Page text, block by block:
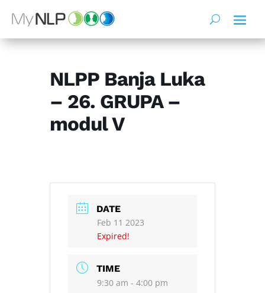
NLPP Banja Luka
– 26. GRUPA –
modul V
DATE
Feb 11 2023
Expired!
TIME
9:30 am - 4:00 pm